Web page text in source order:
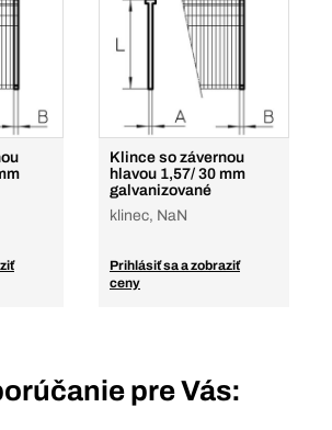
Klince so závernou
hlavou 1,57/ 30 mm
galvanizované
klinec, NaN
Prihlásiť sa a zobraziť
ceny
pre Vás: